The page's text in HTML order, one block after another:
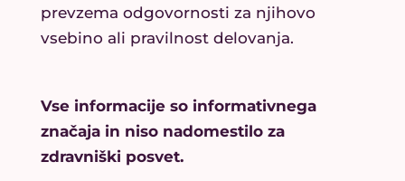
prevzema odgovornosti za njihovo
vsebino ali pravilnost delovanja.
Vse informacije so informativnega
značaja in niso nadomestilo za
zdravniški posvet.